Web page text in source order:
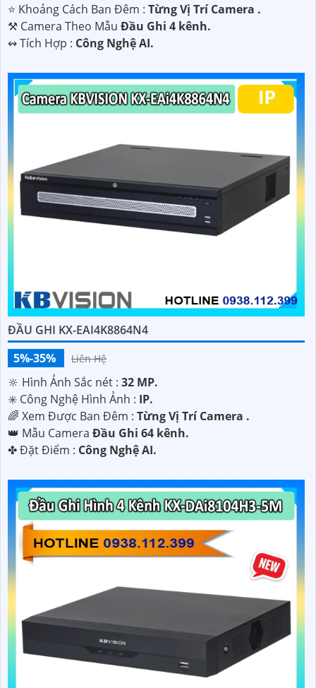
⭐ Khoảng Cách Ban Đêm : Từng Vị Trí Camera .
⚒ Camera Theo Mẫu Đầu Ghi 4 kênh.
️↭ Tích Hợp : Công Nghệ AI.
ĐẦU GHI KX-EAI4K8864N4
5%-35%
Liên Hệ
🔆 Hình Ảnh Sắc nét : 32 MP.
✳️ Công Nghệ Hình Ảnh : IP.
🌈 Xem Được Ban Đêm : Từng Vị Trí Camera .
👑 Mẫu Camera Đầu Ghi 64 kênh.
️✤ Đặt Điểm : Công Nghệ AI.